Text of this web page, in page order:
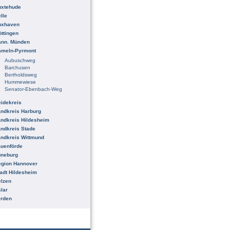
Münden
Pyrmont
Aubuschweg
Barchusen
Bertholdsweg
Hummewiese
Senator-Ebenbach-Weg
Harburg
Hildesheim
Stade
Wittmund
Hannover
Hildesheim